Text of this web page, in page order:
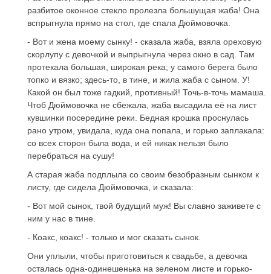
разбитое оконное стекло пролезла большущая жаба! Она
вспрыгнула прямо на стол, где спала Дюймовочка.
- Вот и жена моему сынку! - сказала жаба, взяла ореховую
скорлупу с девочкой и выпрыгнула через окно в сад. Там
протекала большая, широкая река; у самого берега было
топко и вязко; здесь-то, в тине, и жила жаба с сыном. У!
Какой он был тоже гадкий, противный! Точь-в-точь мамаша.
Чтоб Дюймовочка не сбежала, жаба высадила её на лист
кувшинки посередине реки. Бедная крошка проснулась
рано утром, увидала, куда она попала, и горько заплакала:
со всех сторон была вода, и ей никак нельзя было
перебраться на сушу!
А старая жаба подплыла со своим безобразным сынком к
листу, где сидела Дюймовочка, и сказала:
- Вот мой сынок, твой будущий муж! Вы славно заживете с
ним у нас в тине.
- Коакс, коакс! - только и мог сказать сынок.
Они уплыли, чтобы приготовиться к свадьбе, а девочка
осталась одна-одинешенька на зеленом листе и горько-